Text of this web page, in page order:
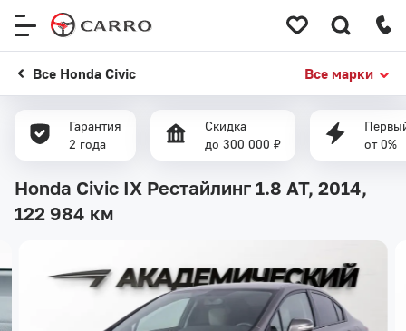
Все Honda Civic Все марки
Гарантия
2 года
Скидка
до 300 000 ₽
от 0%
Honda Civic IX Рестайлинг 1.8 AT, 2014,
122 984 км